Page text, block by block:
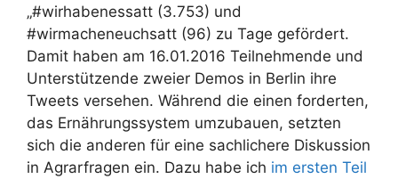
„#wirhabenessatt (3.753) und
#wirmacheneuchsatt (96) zu Tage gefördert.
Damit haben am 16.01.2016 Teilnehmende und
Unterstützende zweier Demos in Berlin ihre
Tweets versehen. Während die einen forderten,
das Ernährungssystem umzubauen, setzten
sich die anderen für eine sachlichere Diskussion
in Agrarfragen ein. Dazu habe ich im ersten Teil